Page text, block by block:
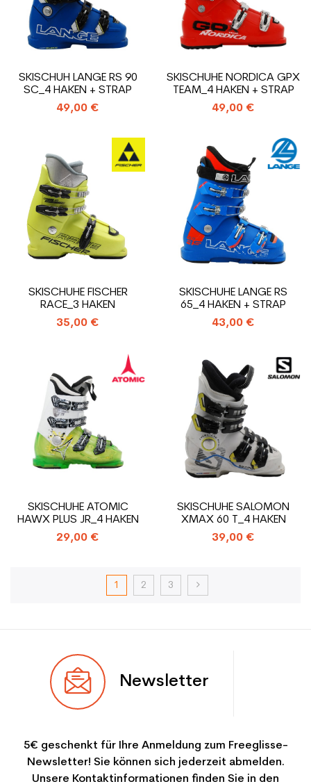
SKISCHUH LANGE RS 90
SC_4 HAKEN + STRAP
49,00 €
SKISCHUHE NORDICA GPX
TEAM_4 HAKEN + STRAP
49,00 €
SKISCHUHE FISCHER
RACE_3 HAKEN
35,00 €
SKISCHUHE LANGE RS
65_4 HAKEN + STRAP
43,00 €
SKISCHUHE ATOMIC
HAWX PLUS JR_4 HAKEN
29,00 €
SKISCHUHE SALOMON
XMAX 60 T_4 HAKEN
39,00 €
1 2 3
Newsletter
5€ geschenkt für Ihre Anmeldung zum Freeglisse-
Newsletter! Sie können sich jederzeit abmelden.
Unsere Kontaktinformationen finden Sie in den